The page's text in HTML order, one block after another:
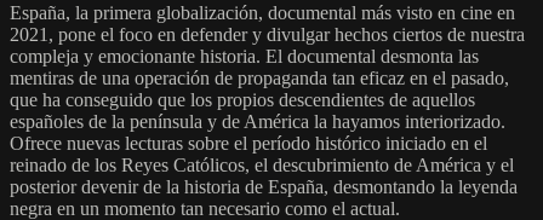
España, la primera globalización, documental más visto en cine en
2021, pone el foco en defender y divulgar hechos ciertos de nuestra
compleja y emocionante historia. El documental desmonta las
mentiras de una operación de propaganda tan eficaz en el pasado,
que ha conseguido que los propios descendientes de aquellos
españoles de la península y de América la hayamos interiorizado.
Ofrece nuevas lecturas sobre el período histórico iniciado en el
reinado de los Reyes Católicos, el descubrimiento de América y el
posterior devenir de la historia de España, desmontando la leyenda
negra en un momento tan necesario como el actual.